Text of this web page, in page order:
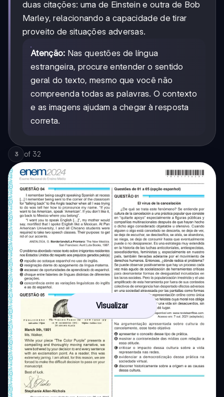
duas citações: uma de Einstein e outra de Bob
Marley, relacionando a capacidade de tirar
proveito de situações adversas.
Atenção: Nas questões de língua
estrangeira, procure entender o sentido
geral do texto, mesmo que você não
compreenda todas as palavras. O contexto
e as imagens ajudam a chegar à resposta
correta.
3 of 32
Visualizar